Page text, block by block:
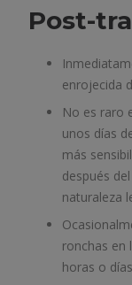
Post-
enrojecida
No es raro
unos días
más
después
naturaleza
ronchas en
horas o